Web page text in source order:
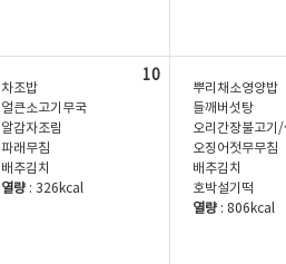
10
차조밥
얼큰소고기무국
알감자조림
파래무침
배추김치
열량 : 326kcal
뿌리채소영양밥
들깨버섯탕
오리간장불고기/
오징어젓무무침
배추김치
호박설기떡
열량: 806kcal